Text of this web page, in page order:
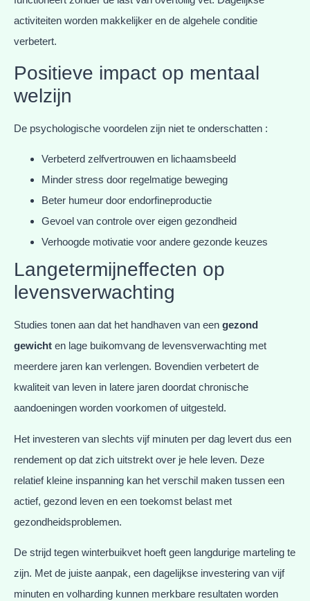
activiteiten worden makkelijker en de algehele conditie
verbetert.
Positieve impact op mentaal
welzijn
De psychologische voordelen zijn niet te onderschatten :
Verbeterd zelfvertrouwen en lichaamsbeeld
Minder stress door regelmatige beweging
Beter humeur door endorfineproductie
Gevoel van controle over eigen gezondheid
Verhoogde motivatie voor andere gezonde keuzes
Langetermijneffecten op
levensverwachting
Studies tonen aan dat het handhaven van een gezond
gewicht en lage buikomvang de levensverwachting met
meerdere jaren kan verlengen. Bovendien verbetert de
kwaliteit van leven in latere jaren doordat chronische
aandoeningen worden voorkomen of uitgesteld.
Het investeren van slechts vijf minuten per dag levert dus een
rendement op dat zich uitstrekt over je hele leven. Deze
relatief kleine inspanning kan het verschil maken tussen een
actief, gezond leven en een toekomst belast met
gezondheidsproblemen.
De strijd tegen winterbuikvet hoeft geen langdurige marteling te
zijn. Met de juiste aanpak, een dagelijkse investering van vijf
minuten en volharding kunnen merkbare resultaten worden